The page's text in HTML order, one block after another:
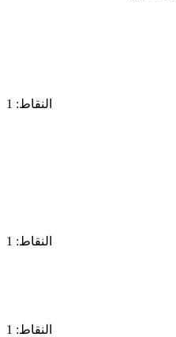
النقاط: 1
النقاط: 1
النقاط: 1